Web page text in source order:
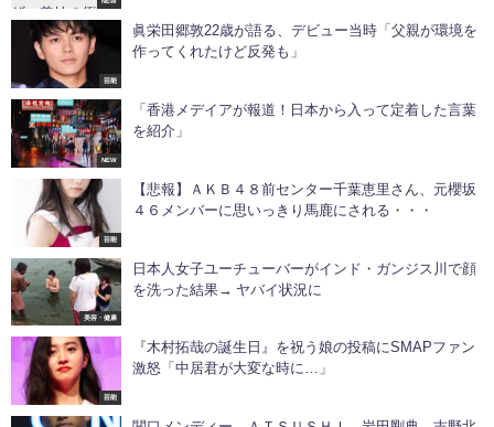
芸能
眞栄田郷敦22歳が語る、デビュー当時「父親が環境を
作ってくれたけど反発も」
NEW
「香港メデイアが報道！日本から入って定着した言葉
を紹介」
芸能
【悲報】ＡＫＢ４８前センター千葉恵里さん、元櫻坂
４６メンバーに思いっきり馬鹿にされる・・・
美容・健康
日本人女子ユーチューバーがインド・ガンジス川で顔
を洗った結果→ ヤバイ状況に
芸能
『木村拓哉の誕生日』を祝う娘の投稿にSMAPファン
激怒「中居君が大変な時に…」